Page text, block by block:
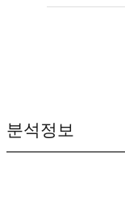
분석정보